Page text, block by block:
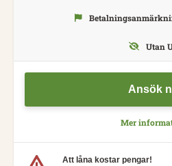
Ansök
Mer
Utan
Att låna kostar pengar!